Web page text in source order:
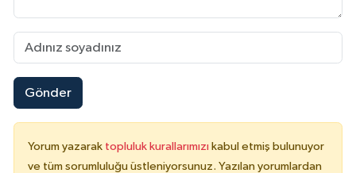
Gönder
Yorum yazarak topluluk kurallarımızı kabul etmiş bulunuyor
ve tüm sorumluluğu üstleniyorsunuz. Yazılan yorumlardan